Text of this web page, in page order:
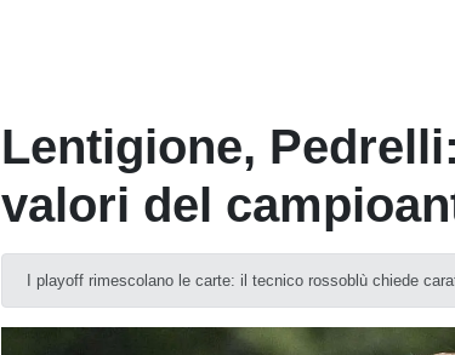
Lentigione,
valori del
I playoff rimescolano le carte: il tecnico rossoblù chiede